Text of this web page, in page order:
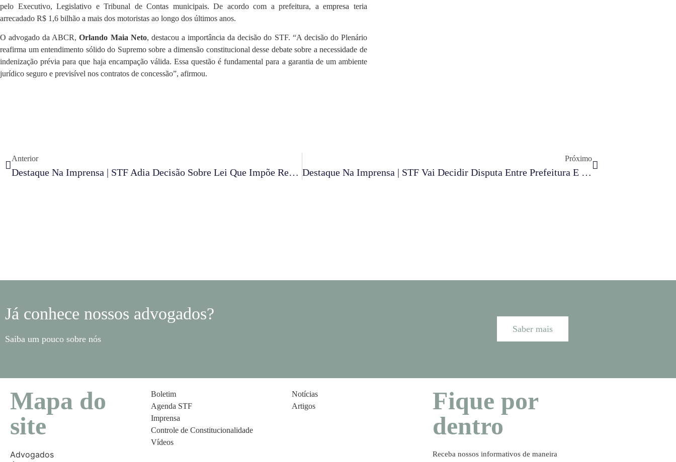
pelo Executivo, Legislativo e Tribunal de Contas municipais. De acordo com a prefeitura, a empresa teria
arrecadado R$ 1,6 bilhão a mais dos motoristas ao longo dos últimos anos.
O advogado da ABCR,Orlando Maia Neto, destacou a importância da decisão do STF. “A decisão do Plenário
reafirma um entendimento sólido do Supremo sobre a dimensão constitucional desse debate sobre a necessidade de
indenização prévia para que haja encampação válida. Essa questão é fundamental para a garantia de um ambiente
jurídico seguro e previsível nos contratos de concessão”, afirmou.
Anterior
Destaque Na Imprensa | STF Adia Decisão Sobre Lei Que Impõe Restrições Para Laqueadura
Próximo
Destaque Na Imprensa | STF Vai Decidir Disputa Entre Prefeitura E Concessionária Da Linha Amarela No RJ
Já conhece nossos advogados?
Saiba um pouco sobre nós
Saber mais
Mapa do
site
Advogados
Boletim
Agenda STF
Imprensa
Controle de Constitucionalidade
Vídeos
Notícias
Artigos
Fique por
dentro
Receba nossos informativos de maneira